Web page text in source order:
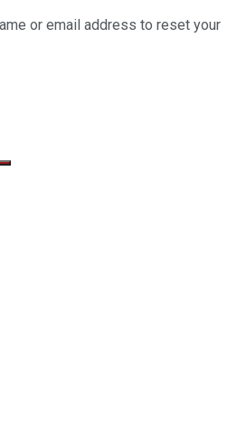
or email address to reset your